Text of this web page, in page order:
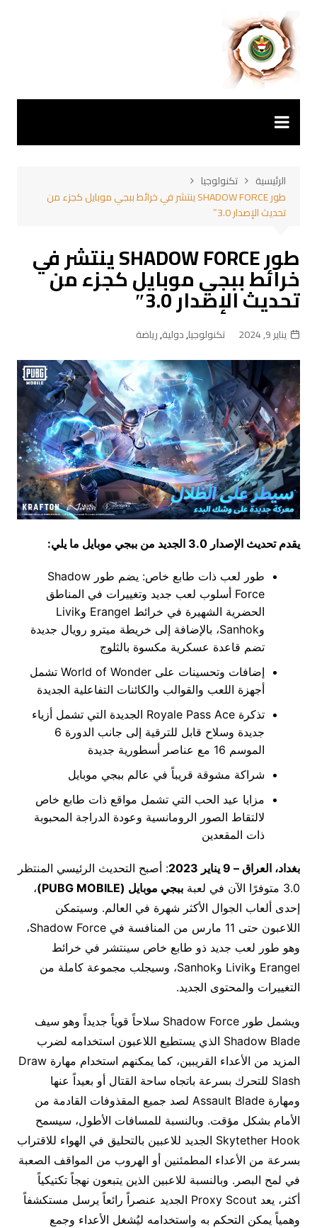
المحتوى
الرئيسية
تكنولوجيا
طور SHADOW FORCE ينتشر في خرائط ببجي موبايل كجزء من
تحديث الإصدار 3.0″
طور SHADOW FORCE ينتشر في
خرائط ببجي موبايل كجزء من
تحديث الإصدار 3.0″
يناير 9, 2024 تكنولوجيا,دولية,رياضة
يقدم تحديث الإصدار 3.0 الجديد من ببجي موبايل ما يلي:
طور لعب ذات طابع خاص: يضم طور Shadow
Force أسلوب لعب جديد وتغييرات في المناطق
الحضرية الشهيرة في خرائط Erangel وLivik
وSanhok، بالإضافة إلى خريطة ميترو رويال جديدة
تضم قاعدة عسكرية مكسوة بالثلوج
إضافات وتحسينات على World of Wonder تشمل
أجهزة اللعب والقوالب والكائنات التفاعلية الجديدة
تذكرة Royale Pass Ace الجديدة التي تشمل أزياء
جديدة وسلاح قابل للترقية إلى جانب الدورة 6
الموسم 16 مع عناصر أسطورية جديدة
شراكة مشوقة قريباً في عالم ببجي موبايل
مزايا عيد الحب التي تشمل مواقع ذات طابع خاص
لالتقاط الصور الرومانسية وعودة الدراجة المحبوبة
ذات المقعدين
بغداد، العراق – 9 يناير 2023
: أصبح التحديث الرئيسي المنتظر
3.0 متوفرًا الآن في لعبة
ببجي موبايل (PUBG MOBILE
)،
إحدى ألعاب الجوال الأكثر شهرة في العالم. وسيتمكن
اللاعبون حتى 11 مارس من المنافسة في Shadow Force،
وهو طور لعب جديد ذو طابع خاص سينتشر في خرائط
Erangel وLivik وSanhok، وسيجلب مجموعة كاملة من
التغييرات والمحتوى الجديد.
ويشمل طور Shadow Force سلاحاً قوياً جديداً وهو سيف
Shadow Blade الذي يستطيع اللاعبون استخدامه لضرب
المزيد من الأعداء القريبين، كما يمكنهم استخدام مهارة Draw
Slash للتحرك بسرعة باتجاه ساحة القتال أو بعيداً عنها
ومهارة Assault Blade لصد جميع المقذوفات القادمة من
الأمام بشكل مؤقت. وبالنسبة للمسافات الأطول، سيسمح
Skytether Hook الجديد للاعبين بالتحليق في الهواء للاقتراب
بسرعة من الأعداء المطمئنين أو الهروب من المواقف الصعبة
في لمح البصر. وبالنسبة للاعبين الذين يتبعون نهجاً تكتيكياً
أكثر، يعد Proxy Scout الجديد عنصراً رائعاً يرسل مستكشفاً
وهمياً يمكن التحكم به واستخدامه ليُشغل الأعداء وجمع